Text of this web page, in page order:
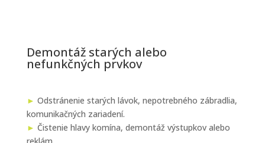
Demontáž starých alebo
nefunkčných prvkov
► Odstránenie starých lávok, nepotrebného zábradlia,
komunikačných zariadení.
► Čistenie hlavy komína, demontáž výstupkov alebo